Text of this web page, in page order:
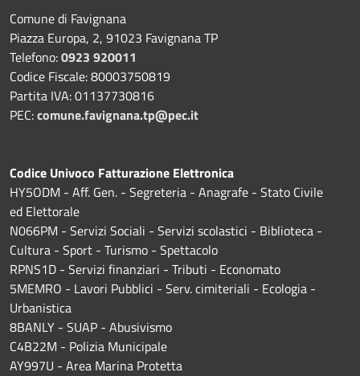
Comune di Favignana
Piazza Europa, 2, 91023 Favignana TP
Telefono:0923 920011
Codice Fiscale: 80003750819
Partita IVA: 01137730816
PEC:comune.favignana.tp@pec.it
Codice Univoco Fatturazione Elettronica
HY5ODM - Aff. Gen. - Segreteria - Anagrafe - Stato Civile
ed Elettorale
N066PM - Servizi Sociali - Servizi scolastici - Biblioteca -
Cultura - Sport - Turismo - Spettacolo
RPNS1D - Servizi finanziari - Tributi - Economato
5MEMRO - Lavori Pubblici - Serv. cimiteriali - Ecologia -
Urbanistica
8BANLY - SUAP - Abusivismo
C4B22M - Polizia Municipale
AY997U - Area Marina Protetta